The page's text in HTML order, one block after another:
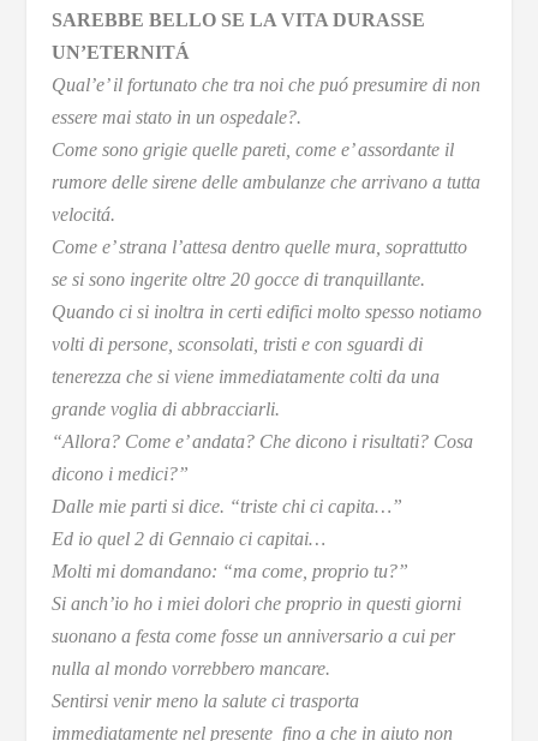
SAREBBE BELLO SE LA VITA DURASSE
UN’ETERNITÁ
Qual’e’ il fortunato che tra noi che puó presumire di non
essere mai stato in un ospedale?.
Come sono grigie quelle pareti, come e’ assordante il
rumore delle sirene delle ambulanze che arrivano a tutta
velocitá.
Come e’ strana l’attesa dentro quelle mura, soprattutto
se si sono ingerite oltre 20 gocce di tranquillante.
Quando ci si inoltra in certi edifici molto spesso notiamo
volti di persone, sconsolati, tristi e con sguardi di
tenerezza che si viene immediatamente colti da una
grande voglia di abbracciarli.
“Allora? Come e’ andata? Che dicono i risultati? Cosa
dicono i medici?”
Dalle mie parti si dice. “triste chi ci capita…”
Ed io quel 2 di Gennaio ci capitai…
Molti mi domandano: “ma come, proprio tu?”
Si anch’io ho i miei dolori che proprio in questi giorni
suonano a festa come fosse un anniversario a cui per
nulla al mondo vorrebbero mancare.
Sentirsi venir meno la salute ci trasporta
immediatamente nel presente fino a che in aiuto non